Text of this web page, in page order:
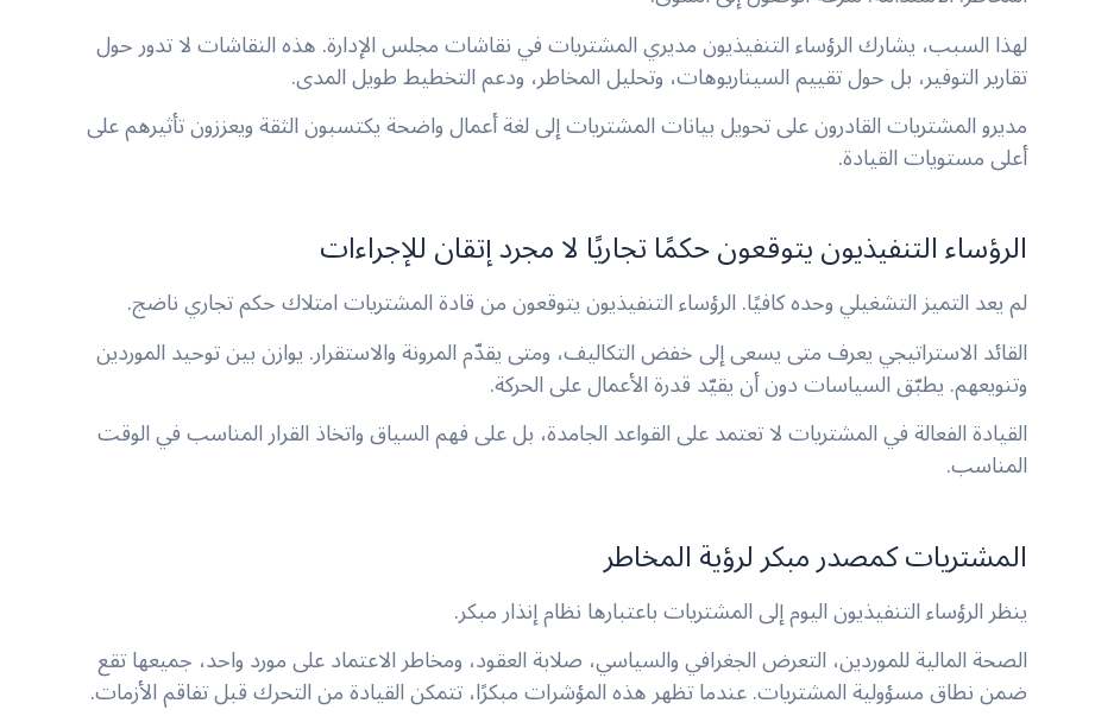
لهذا السبب، يشارك الرؤساء التنفيذيون مديري المشتريات في نقاشات مجلس الإدارة. هذه النقاشات لا تدور حول
تقارير التوفير، بل حول تقييم السيناريوهات، وتحليل المخاطر، ودعم التخطيط طويل المدى.
مديرو المشتريات القادرون على تحويل بيانات المشتريات إلى لغة أعمال واضحة يكتسبون الثقة ويعززون تأثيرهم على
أعلى مستويات القيادة.
الرؤساء التنفيذيون يتوقعون حكمًا تجاريًا لا مجرد إتقان للإجراءات
لم يعد التميز التشغيلي وحده كافيًا. الرؤساء التنفيذيون يتوقعون من قادة المشتريات امتلاك حكم تجاري ناضج.
القائد الاستراتيجي يعرف متى يسعى إلى خفض التكاليف، ومتى يقدّم المرونة والاستقرار. يوازن بين توحيد الموردين
وتنويعهم. يطبّق السياسات دون أن يقيّد قدرة الأعمال على الحركة.
القيادة الفعالة في المشتريات لا تعتمد على القواعد الجامدة، بل على فهم السياق واتخاذ القرار المناسب في الوقت
المناسب.
المشتريات كمصدر مبكر لرؤية المخاطر
ينظر الرؤساء التنفيذيون اليوم إلى المشتريات باعتبارها نظام إنذار مبكر.
الصحة المالية للموردين، التعرض الجغرافي والسياسي، صلابة العقود، ومخاطر الاعتماد على مورد واحد، جميعها تقع
ضمن نطاق مسؤولية المشتريات. عندما تظهر هذه المؤشرات مبكرًا، تتمكن القيادة من التحرك قبل تفاقم الأزمات.